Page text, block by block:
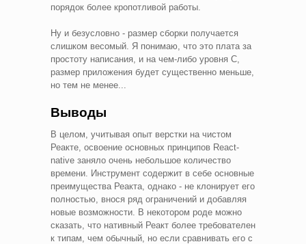
порядок более кропотливой работы.
Ну и безусловно - размер сборки получается
слишком весомый. Я понимаю, что это плата за
простоту написания, и на чем-либо уровня С,
размер приложения будет существенно меньше,
но тем не менее...
Выводы
В целом, учитывая опыт верстки на чистом
Реакте, освоение основных принципов React-
native заняло очень небольшое количество
времени. Инструмент содержит в себе основные
преимущества Реакта, однако - не клонирует его
полностью, внося ряд ограничений и добавляя
новые возможности. В некотором роде можно
сказать, что нативный Реакт более требователен
к типам, чем обычный, но если сравнивать его с